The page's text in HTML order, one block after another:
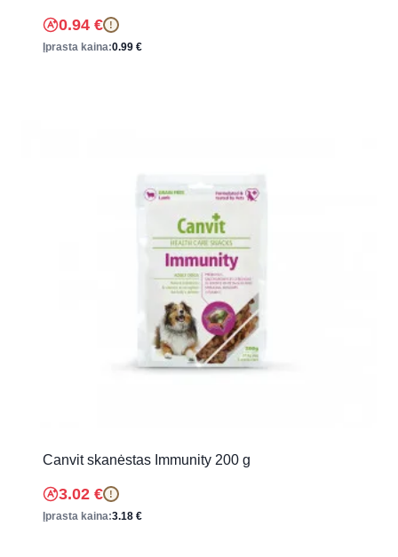
0.94 € !
Įprasta kaina:0.99 €
Canvit skanėstas Immunity 200 g
3.02 € !
Įprasta kaina:3.18 €